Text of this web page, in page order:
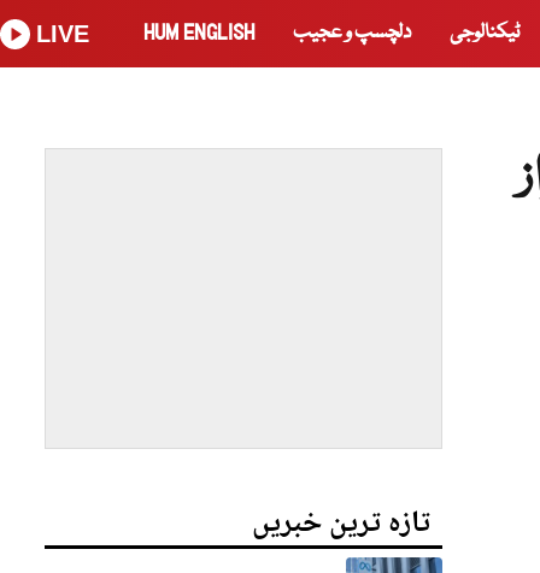
ٹیکنالوجی دلچسپ و عجیب HUM ENGLISH
LIVE
تازہ ترین خبریں